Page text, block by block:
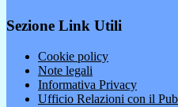
Sezione Link Utili
Cookie policy
Note legali
Informativa Privacy
Ufficio Relazioni con il